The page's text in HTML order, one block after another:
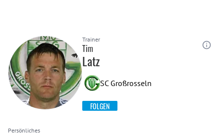
Trainer
Tim
Latz
SC Großrosseln
FOLGEN
Persönliches